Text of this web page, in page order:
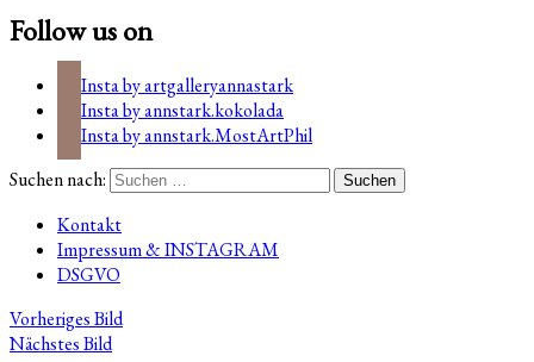
Follow us on
Insta by artgalleryannastark
Insta by annstark.kokolada
Insta by annstark.MostArtPhil
Suchen nach:
Kontakt
Impressum & INSTAGRAM
DSGVO
Vorheriges Bild
Nächstes Bild